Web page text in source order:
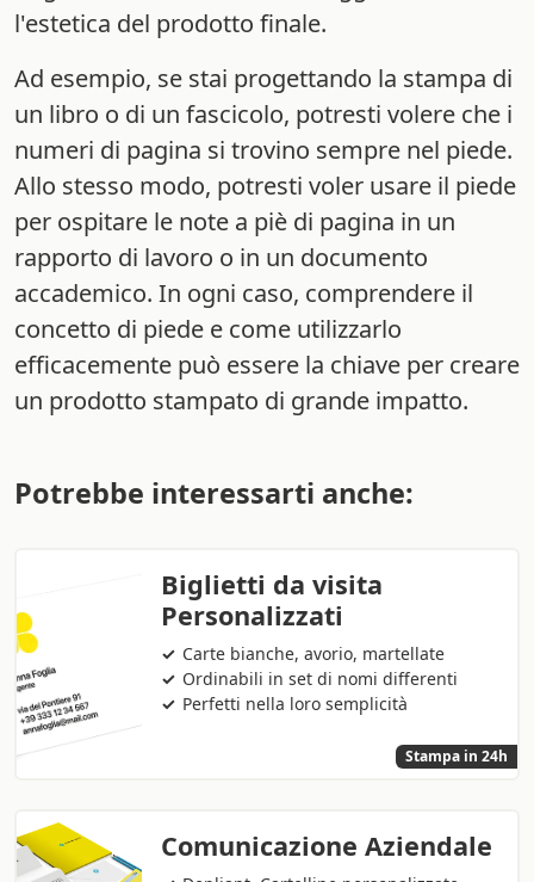
l'estetica del prodotto finale.
Ad esempio, se stai progettando la stampa di
un libro o di un fascicolo, potresti volere che i
numeri di pagina si trovino sempre nel piede.
Allo stesso modo, potresti voler usare il piede
per ospitare le note a piè di pagina in un
rapporto di lavoro o in un documento
accademico. In ogni caso, comprendere il
concetto di piede e come utilizzarlo
efficacemente può essere la chiave per creare
un prodotto stampato di grande impatto.
Potrebbe interessarti anche:
Biglietti da visita
Personalizzati
Carte bianche, avorio, martellate
Ordinabili in set di nomi differenti
Perfetti nella loro semplicità
Stampa in 24h
Comunicazione Aziendale